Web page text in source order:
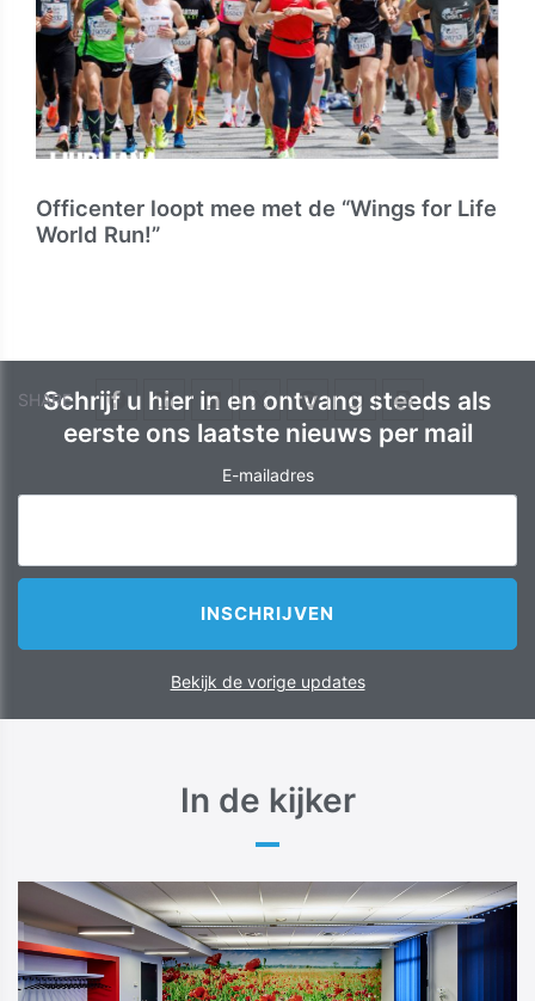
SHARE
Officenter loopt mee met de “Wings for Life
World Run!”
Schrijf u hier in en ontvang steeds als
eerste ons laatste nieuws per mail
E-mailadres
Bekijk de vorige updates
In de kijker